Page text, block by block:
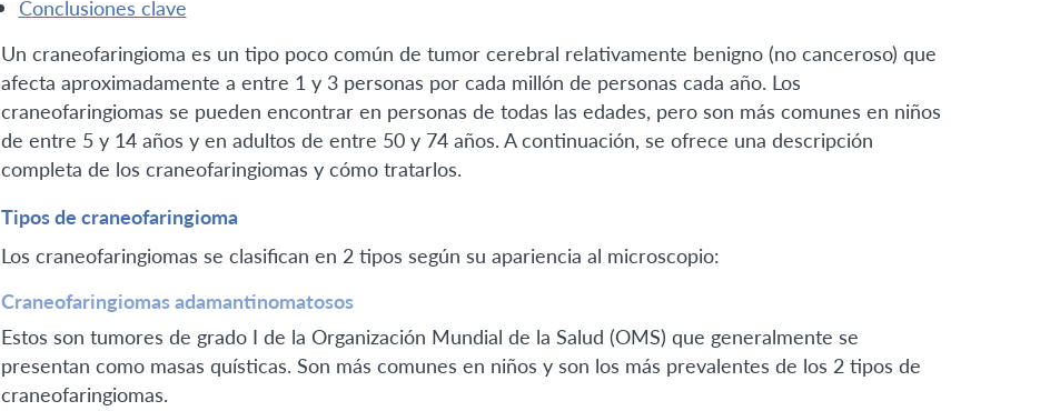
conclusiones clave
Un craneofaringioma es un tipo poco común de tumor cerebral relativamente benigno (no canceroso) que
afecta aproximadamente a entre 1 y 3 personas por cada millón de personas cada año. Los
craneofaringiomas se pueden encontrar en personas de todas las edades, pero son más comunes en niños
de entre 5 y 14 años y en adultos de entre 50 y 74 años. A continuación, se ofrece una descripción
completa de los craneofaringiomas y cómo tratarlos.
Tipos de craneofaringioma
Los craneofaringiomas se clasifican en 2 tipos según su apariencia al microscopio:
Craneofaringiomas adamantinomatosos
Estos son tumores de grado I de la Organización Mundial de la Salud (OMS) que generalmente se
presentan como masas quísticas. Son más comunes en niños y son los más prevalentes de los 2 tipos de
craneofaringiomas.